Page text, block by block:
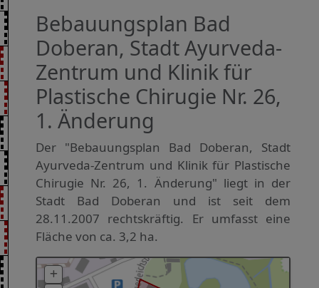
Bebauungsplan Bad
Doberan, Stadt Ayurveda-
Zentrum und Klinik für
Plastische Chirugie Nr. 26,
1. Änderung
Der "Bebauungsplan Bad Doberan, Stadt
Ayurveda-Zentrum und Klinik für Plastische
Chirugie Nr. 26, 1. Änderung" liegt in der
Stadt Bad Doberan und ist seit dem
28.11.2007 rechtskräftig. Er umfasst eine
Fläche von ca. 3,2 ha.